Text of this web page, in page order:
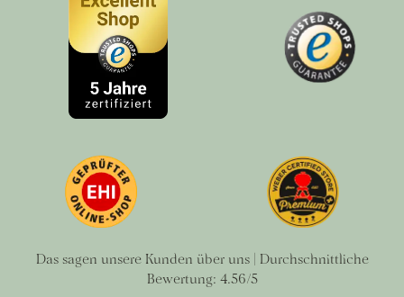
Das sagen unsere Kunden über uns | Durchschnittliche
Bewertung: 4.56/5